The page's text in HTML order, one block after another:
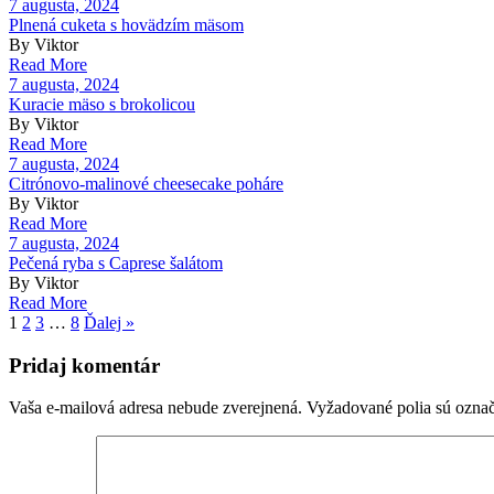
7 augusta, 2024
Plnená cuketa s hovädzím mäsom
By Viktor
Read More
7 augusta, 2024
Kuracie mäso s brokolicou
By Viktor
Read More
7 augusta, 2024
Citrónovo-malinové cheesecake poháre
By Viktor
Read More
7 augusta, 2024
Pečená ryba s Caprese šalátom
By Viktor
Read More
1 2 3 … 8 Ďalej »
Pridaj komentár
Vaša e-mailová adresa nebude zverejnená. Vyžadované polia sú